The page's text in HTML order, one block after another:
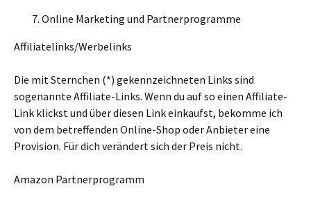
Online Marketing und Partnerprogramme
Affiliatelinks/Werbelinks
Die mit Sternchen (*) gekennzeichneten Links sind
sogenannte Affiliate-Links. Wenn du auf so einen Affiliate-
Link klickst und über diesen Link einkaufst, bekomme ich
von dem betreffenden Online-Shop oder Anbieter eine
Provision. Für dich verändert sich der Preis nicht.
Amazon Partnerprogramm